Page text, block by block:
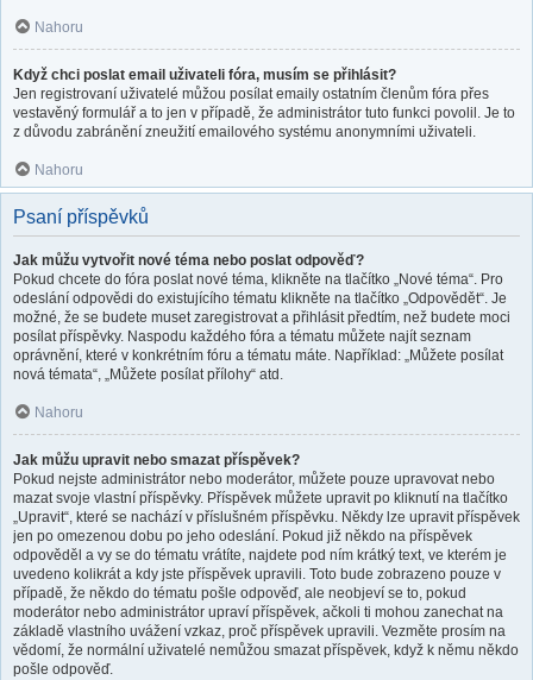
Nahoru
Když chci poslat email uživateli fóra, musím se přihlásit?
Jen registrovaní uživatelé můžou posílat emaily ostatním členům fóra přes
vestavěný formulář a to jen v případě, že administrátor tuto funkci povolil. Je to
z důvodu zabránění zneužití emailového systému anonymními uživateli.
Nahoru
Psaní příspěvků
Jak můžu vytvořit nové téma nebo poslat odpověď?
Pokud chcete do fóra poslat nové téma, klikněte na tlačítko „Nové téma“. Pro
odeslání odpovědi do existujícího tématu klikněte na tlačítko „Odpovědět“. Je
možné, že se budete muset zaregistrovat a přihlásit předtím, než budete moci
posílat příspěvky. Naspodu každého fóra a tématu můžete najít seznam
oprávnění, které v konkrétním fóru a tématu máte. Například: „Můžete posílat
nová témata“, „Můžete posílat přílohy“ atd.
Nahoru
Jak můžu upravit nebo smazat příspěvek?
Pokud nejste administrátor nebo moderátor, můžete pouze upravovat nebo
mazat svoje vlastní příspěvky. Příspěvek můžete upravit po kliknutí na tlačítko
„Upravit“, které se nachází v příslušném příspěvku. Někdy lze upravit příspěvek
jen po omezenou dobu po jeho odeslání. Pokud již někdo na příspěvek
odpověděl a vy se do tématu vrátíte, najdete pod ním krátký text, ve kterém je
uvedeno kolikrát a kdy jste příspěvek upravili. Toto bude zobrazeno pouze v
případě, že někdo do tématu pošle odpověď, ale neobjeví se to, pokud
moderátor nebo administrátor upraví příspěvek, ačkoli ti mohou zanechat na
základě vlastního uvážení vzkaz, proč příspěvek upravili. Vezměte prosím na
vědomí, že normální uživatelé nemůžou smazat příspěvek, když k němu někdo
pošle odpověď.